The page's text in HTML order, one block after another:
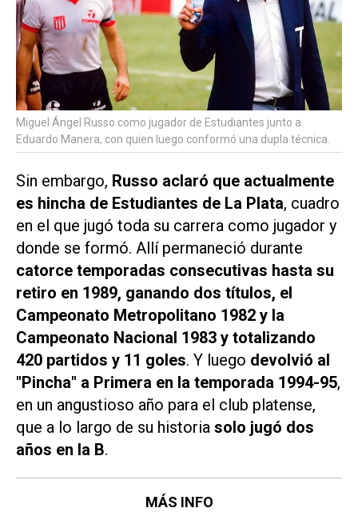
Miguel Ángel Russo como jugador de Estudiantes junto a
Eduardo Manera, con quien luego conformó una dupla técnica.
Sin embargo, Russo aclaró que actualmente
es hincha de Estudiantes de La Plata, cuadro
en el que jugó toda su carrera como jugador y
donde se formó. Allí permaneció durante
catorce temporadas consecutivas hasta su
retiro en 1989, ganando dos títulos, el
Campeonato Metropolitano 1982 y la
Campeonato Nacional 1983 y totalizando
420 partidos y 11 goles. Y luego devolvió al
"Pincha" a Primera en la temporada 1994-95,
en un angustioso año para el club platense,
que a lo largo de su historia solo jugó dos
años en la B.
MÁS INFO